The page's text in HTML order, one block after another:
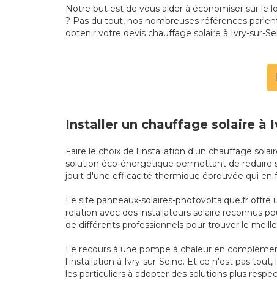
Notre but est de vous aider à économiser sur le
? Pas du tout, nos nombreuses références
obtenir votre devis chauffage solaire à Ivry-sur-
Installer un chauffage solaire à
Faire le choix de l'installation d'un chauffage
solution éco-énergétique permettant de
jouit d'une efficacité thermique éprouvée qui
Le site panneaux-solaires-photovoltaique.fr
relation avec des installateurs solaire reconnus
de différents professionnels pour trouver le
Le recours à une pompe à chaleur en
l'installation à Ivry-sur-Seine. Et ce n'est pas
les particuliers à adopter des solutions plus